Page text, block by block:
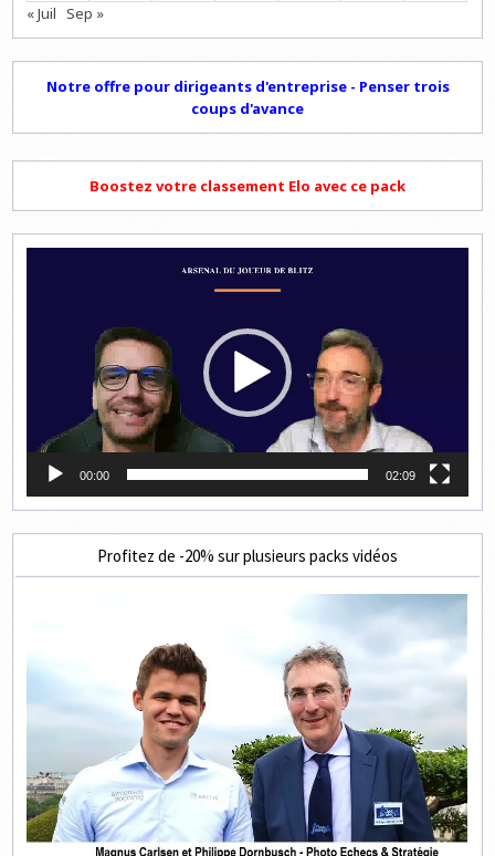
« Juil Sep »
Notre offre pour dirigeants d'entreprise - Penser trois
coups d'avance
Boostez votre classement Elo avec ce pack
00:00 02:09
Profitez de -20% sur plusieurs packs vidéos